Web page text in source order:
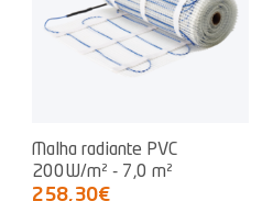
Malha radiante PVC
200W/m² - 7,0 m²
258,30€